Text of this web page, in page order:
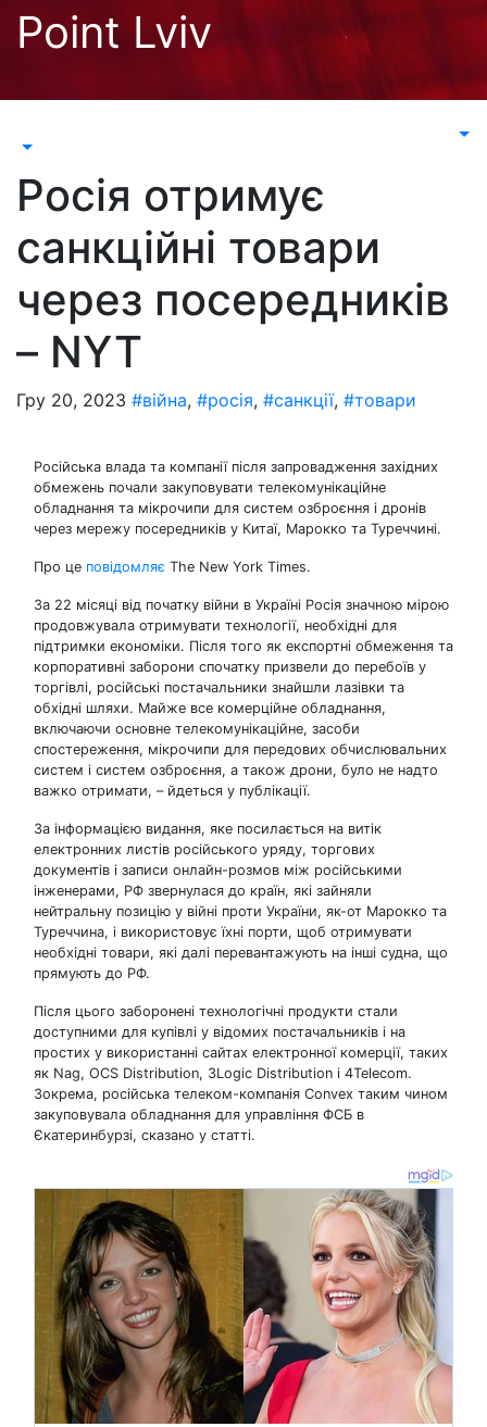
Перейти
Point Lviv
Росія отримує
санкційні товари
через посередників
– NYT
Гру 20, 2023 #війна, #росія, #санкції, #товари
Російська влада та компанії після запровадження західних
обмежень почали закуповувати телекомунікаційне
обладнання та мікрочипи для систем озброєння і дронів
через мережу посередників у Китаї, Марокко та Туреччині.
Про це повідомляє The New York Times.
За 22 місяці від початку війни в Україні Росія значною мірою
продовжувала отримувати технології, необхідні для
підтримки економіки. Після того як експортні обмеження та
корпоративні заборони спочатку призвели до перебоїв у
торгівлі, російські постачальники знайшли лазівки та
обхідні шляхи. Майже все комерційне обладнання,
включаючи основне телекомунікаційне, засоби
спостереження, мікрочипи для передових обчислювальних
систем і систем озброєння, а також дрони, було не надто
важко отримати, – йдеться у публікації.
За інформацією видання, яке посилається на витік
електронних листів російського уряду, торгових
документів і записи онлайн-розмов між російськими
інженерами, РФ звернулася до країн, які зайняли
нейтральну позицію у війні проти України, як-от Марокко та
Туреччина, і використовує їхні порти, щоб отримувати
необхідні товари, які далі перевантажують на інші судна, що
прямують до РФ.
Після цього заборонені технологічні продукти стали
доступними для купівлі у відомих постачальників і на
простих у використанні сайтах електронної комерції, таких
як Nag, OCS Distribution, 3Logic Distribution і 4Telecom.
Зокрема, російська телеком-компанія Convex таким чином
закуповувала обладнання для управління ФСБ в
Єкатеринбурзі, сказано у статті.